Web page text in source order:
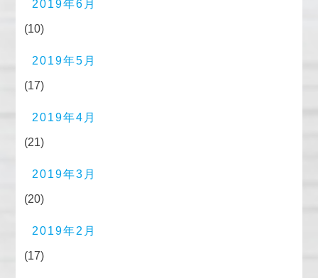
2019年6月
(10)
2019年5月
(17)
2019年4月
(21)
2019年3月
(20)
2019年2月
(17)